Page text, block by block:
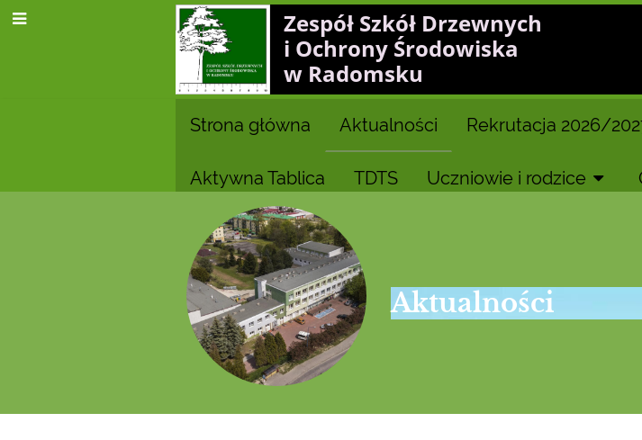
Zespół Szkół Drzewnych
i Ochrony Środowiska
w Radomsku
Strona główna Aktualności Rekrutacja 2026/
Aktywna Tablica TDTS Uczniowie i rodzice
Aktualności